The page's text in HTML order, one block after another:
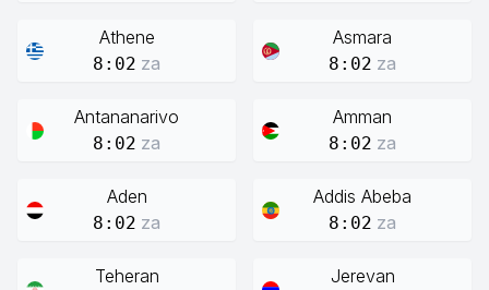
Athene
8:02 za
Asmara
8:02 za
Antananarivo
8:02 za
Amman
8:02 za
Aden
8:02 za
Addis Abeba
8:02 za
Teheran Jerevan